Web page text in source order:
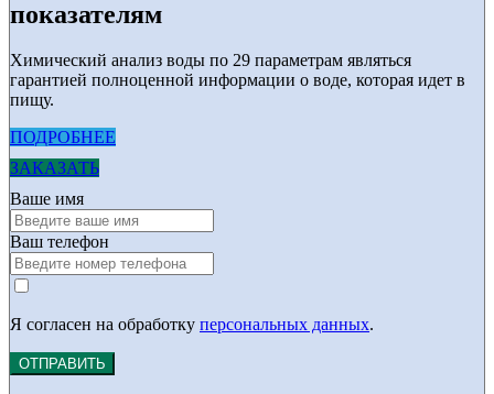
показателям
Химический анализ воды по 29 параметрам являться
гарантией полноценной информации о воде, которая идет в
пищу.
ПОДРОБНЕЕ
ЗАКАЗАТЬ
Ваше имя
Ваш телефон
Я согласен на обработку персональных данных.
ОТПРАВИТЬ